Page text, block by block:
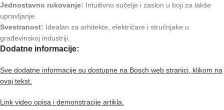
Jednostavno rukovanje: Intuitivno sučelje i zaslon u boji za lakše
upravljanje.
Svestranost: Idealan za arhitekte, električare i stručnjake u
građevinskoj industriji.
Dodatne informacije:
Sve dodatne informacije su dostupne na Bosch web stranici, klikom na
ovaj tekst.
Link video opisa i demonstracije artikla.